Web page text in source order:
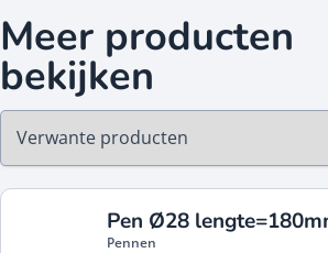
Meer producten
bekijken
Pen Ø28
Pennen